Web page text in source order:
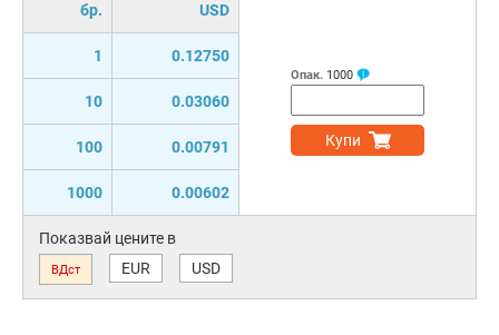
бр. USD
1 0.12750
10 0.03060
100 0.00791
1000 0.00602
Опак. 1000
Купи
Показвай цените в
ВДст EUR USD